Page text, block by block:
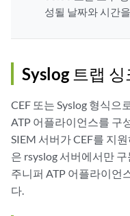
성될 날짜와 시간
Syslog 트랩 싱
CEF 또는 Syslog 형식으
ATP 어플라이언스를 구
SIEM 서버가 CEF를 지
은 rsyslog 서버에서만
주니퍼 ATP 어플라이언
다.